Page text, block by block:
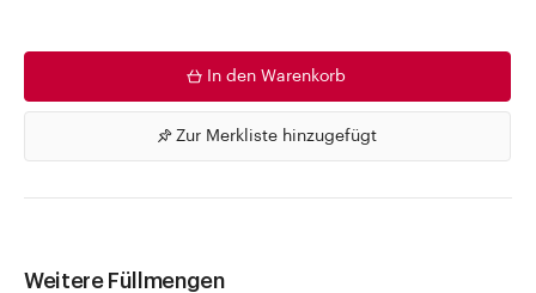
In den Warenkorb
Zur Merkliste hinzugefügt
Weitere Füllmengen